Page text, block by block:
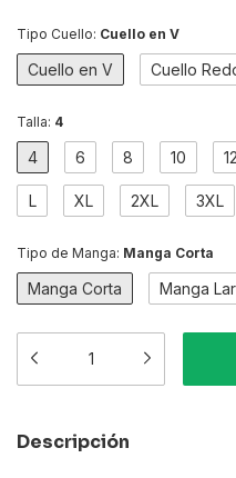
Tipo Cuello: Cuello en V
Cuello en V Cuello
Talla: 4
4 6 8 10 12
L XL 2XL 3XL
Tipo de Manga: Manga Corta
Manga Corta Manga
Descripción